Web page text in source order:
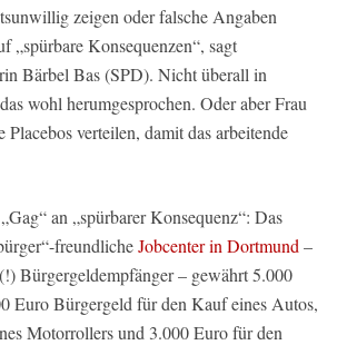
zeigen oder falsche Angaben
„spürbare Konsequenzen“, sagt
Bärbel Bas (SPD). Nicht überall in
wohl herumgesprochen. Oder aber Frau
verteilen, damit das arbeitende
an „spürbarer Konsequenz“: Das
freundlicheJobcenter in Dortmund –
Bürgergeldempfänger – gewährt 5.000
Euro Bürgergeld für den Kauf eines Autos,
Motorrollers und 3.000 Euro für den